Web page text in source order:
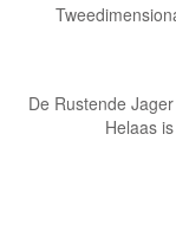
De Rustende
Helaas